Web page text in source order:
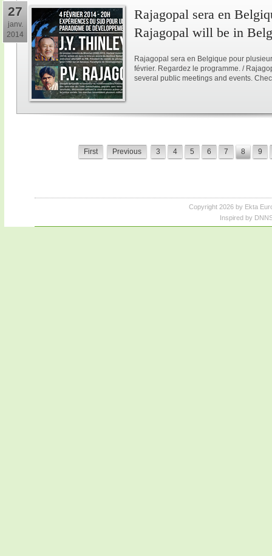
27
janv.
2014
Rajagopal sera en
Rajagopal will be in
Rajagopal sera en Belgique pour
février. Regardez le programme. /
several public meetings and events.
First Previous 3 4 5 6 7 8 9
Copyright 2026 by Ekta
Inspired by